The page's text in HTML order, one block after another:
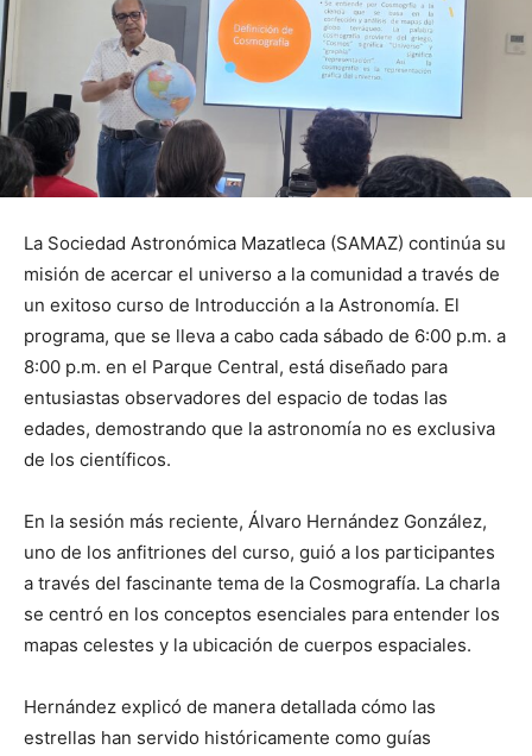
La Sociedad Astronómica Mazatleca (SAMAZ) continúa su
misión de acercar el universo a la comunidad a través de
un exitoso curso de Introducción a la Astronomía. El
programa, que se lleva a cabo cada sábado de 6:00 p.m. a
8:00 p.m. en el Parque Central, está diseñado para
entusiastas observadores del espacio de todas las
edades, demostrando que la astronomía no es exclusiva
de los científicos.
En la sesión más reciente, Álvaro Hernández González,
uno de los anfitriones del curso, guió a los participantes
a través del fascinante tema de la Cosmografía. La charla
se centró en los conceptos esenciales para entender los
mapas celestes y la ubicación de cuerpos espaciales.
Hernández explicó de manera detallada cómo las
estrellas han servido históricamente como guías